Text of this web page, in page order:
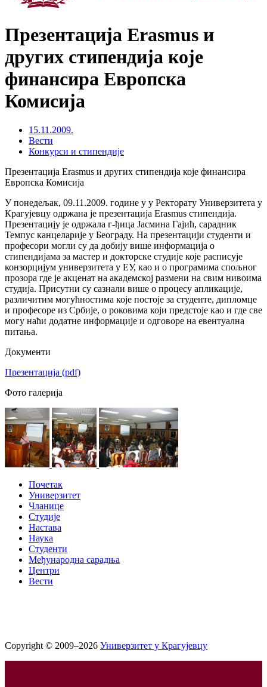
Презентација Erasmus и
других стипендија које
финансира Европска
Комисија
15.11.2009.
Вести
Конкурси и стипендије
Презентација Erasmus и других стипендија које финансира
Европска Комисија
У понедељак, 09.11.2009. године у у Ректорату Универзитета у
Крагујевцу одржана је презентација Erasmus стипендија.
Презентацију је одржала г-ђица Јасмина Гајић, сарадник
Темпус канцеларије у Београду. На презентацији студенти и
професори могли су да добију више информација о
стипендијама за мастер и докторске студије које расписује
конзорцијум универзитета у ЕУ, као и о програмима спољног
прозора где је акценат на академској размени на свим нивоима
студија. Присутни су сазнали више о процесу апликације,
различитим могућностима које постоје за студенте, дипломце
и професоре из Србије, о роковима који предстоје као и где све
могу наћи додатне информације и одговоре на евентуална
питања.
Документи
Презентација (pdf)
Фото галерија
Почетак
Универзитет
Чланице
Студије
Настава
Наука
Студенти
Међународна сарадња
Центри
Вести
Copyright © 2009–2026 Универзитет у Крагујевцу